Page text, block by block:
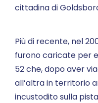
cittadina di
Più di recente, nel
furono caricate per
52 che, dopo aver
all’altra in territorio
incustodito sulla